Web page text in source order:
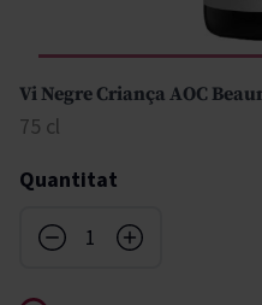
Vi Negre Criança AOC
75 cl
Quantitat